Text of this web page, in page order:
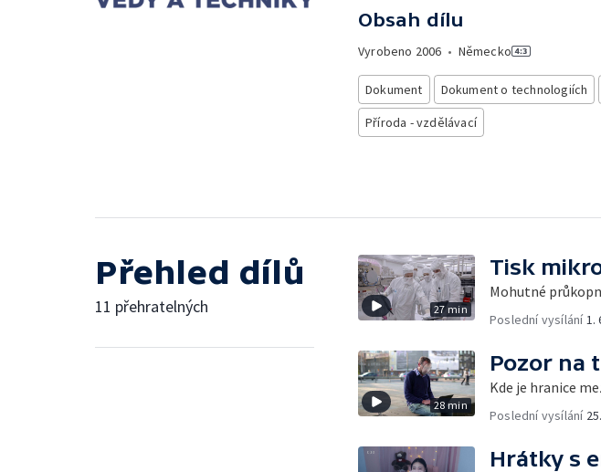
Obsah dílu
Vyrobeno 2006 • Německo
Dokument Dokument o technologiích
Příroda - vzdělávací
Přehled dílů
11 přehratelných 27 min
Tisk
Mohutné
Poslední vysílání 1.
28 min
Pozor na
Kde je hranice
Poslední vysílání
Hrátky s